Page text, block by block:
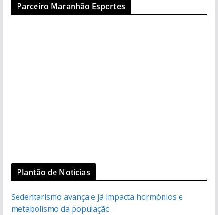
Parceiro Maranhão Esportes
Plantão de Noticias
Sedentarismo avança e já impacta hormônios e
metabolismo da população